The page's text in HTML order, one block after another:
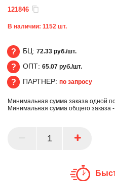
121846
В наличии: 1152 шт.
БЦ
БЦ: 72.33 руб./шт.
ОПТ
ОПТ: 65.07 руб./шт.
ПАРТНЕР
ПАРТНЕР: по запросу
Минимальная сумма заказа одной
Минимальная сумма общего заказа -